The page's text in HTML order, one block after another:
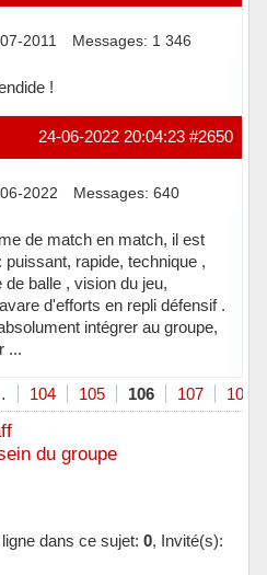
2011 Messages: 1 346
!
#2650
24-06-2022 20:04:23
2022 Messages: 640
de match en match, il est
rapide, technique ,
balle , vision du jeu,
d'efforts en repli défensif .
intégrer au groupe,
...
104 105 106 107 108
du groupe
dans ce sujet: 0, Invité(s):